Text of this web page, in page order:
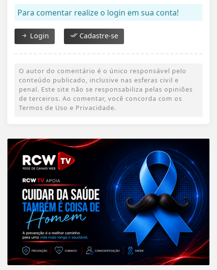
Para comentar realize o login em sua conta!
Login Cadastre-se
O autor do comentário é o único responsável pelo
conteúdo publicado, inclusive nas esferas civil e
penal. Este site não se responsabiliza pelas opiniões
de terceiros. Ao comentar, você concorda com os
Termos de Uso e Privacidade.